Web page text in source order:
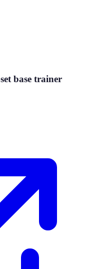
base trainer